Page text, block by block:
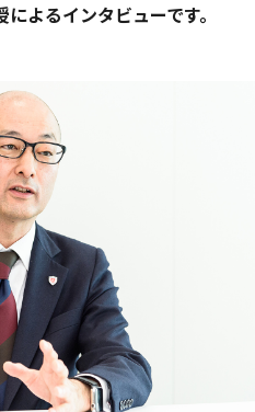
よるインタビューです。